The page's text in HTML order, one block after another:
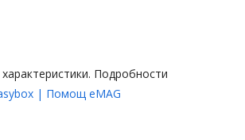
Подробности
| Помощ eMAG